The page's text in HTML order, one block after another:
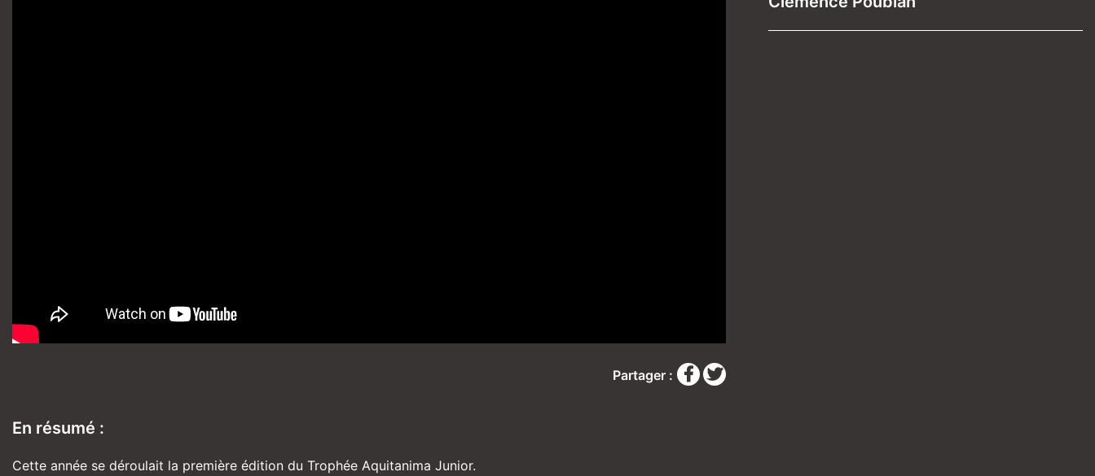
Partager :
En résumé :
Cette année se déroulait la première édition du Trophée Aquitanima Junior.